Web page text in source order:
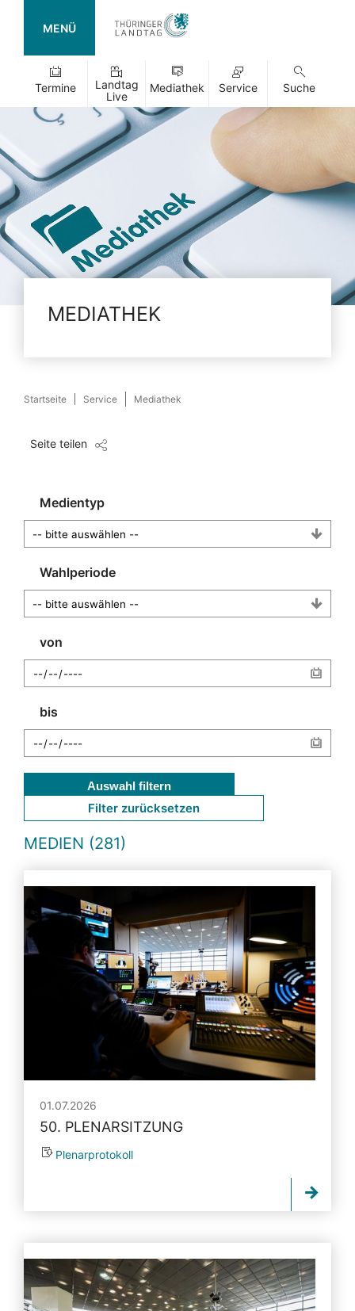
MENÜ
Termine
Landtag
Live
Mediathek Service Suche
MEDIATHEK
Startseite Service Mediathek
Seite teilen
Medientyp
Wahlperiode
von
bis
Auswahl filtern
Filter zurücksetzen
MEDIEN (281)
01.07.2026
50. PLENARSITZUNG
Plenarprotokoll